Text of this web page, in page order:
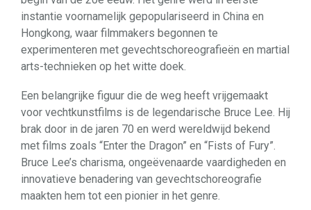
instantie voornamelijk gepopulariseerd in China en
Hongkong, waar filmmakers begonnen te
experimenteren met gevechtschoreografieën en martial
arts-technieken op het witte doek.
Een belangrijke figuur die de weg heeft vrijgemaakt
voor vechtkunstfilms is de legendarische Bruce Lee. Hij
brak door in de jaren 70 en werd wereldwijd bekend
met films zoals “Enter the Dragon” en “Fists of Fury”.
Bruce Lee’s charisma, ongeëvenaarde vaardigheden en
innovatieve benadering van gevechtschoreografie
maakten hem tot een pionier in het genre.